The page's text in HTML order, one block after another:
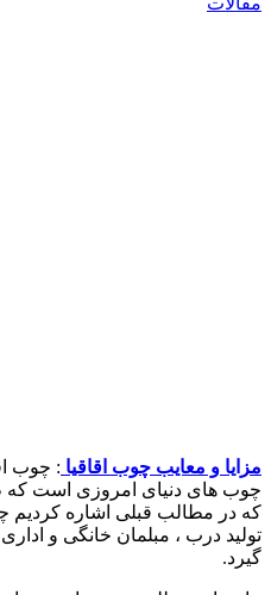
مزایا و معایب چوب اقاقیا : چوب
چوب های دنیای امروزی است که
که در مطالب قبلی اشاره کردیم
تولید درب ، مبلمان خانگی و
گیرد.